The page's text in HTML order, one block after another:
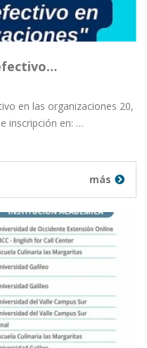
en las organizaciones 20,
inscripción en: …
más